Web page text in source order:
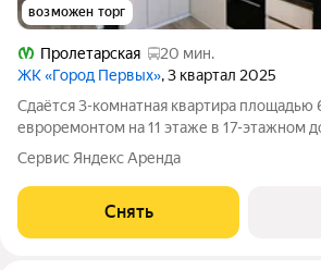
возможен торг
Пролетарская
20 мин.
ЖК «Город Первых», 3 квартал 2025
Сдаётся 3-комнатная квартира площадью
евроремонтом на 11 этаже в 17-этажном
месяцев. Из техники есть: Духовой шкаф Стиральная машина
Холодильник Посудомоечная машина Варочная панель Фильтр
для воды Дом -
Сервис Яндекс Аренда
Снять